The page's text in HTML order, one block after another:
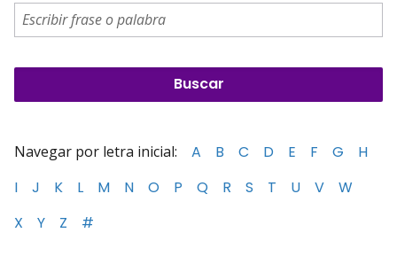
Navegar por letra inicial: A B C D E F G
H
I
J K L M N O P Q R S T U V
W
X
Y Z #